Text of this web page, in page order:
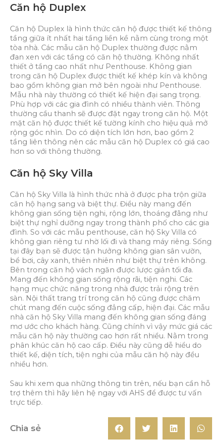
Căn hộ Duplex
Căn hộ Duplex là hình thức căn hộ được thiết kế thông
tầng giữa ít nhất hai tầng liền kề nằm cùng trong một
tòa nhà. Các mẫu căn hộ Duplex thường được nằm
đan xen với các tầng có căn hộ thường. Không nhất
thiết ở tầng cao nhất như Penthouse. Không gian
trong căn hộ Duplex được thiết kế khép kín và không
bao gồm không gian mở bên ngoài như Penthouse.
Mẫu nhà này thường có thiết kế hiện đại sang trọng.
Phù hợp với các gia đình có nhiều thành viên. Thông
thường cầu thanh sẽ được đặt ngay trong căn hộ. Một
mặt căn hộ được thiết kế tường kính cho hiệu quả mở
rộng góc nhìn. Do có diện tích lớn hơn, bao gồm 2
tầng liên thông nên các mẫu căn hộ Duplex có giá cao
hơn so với thông thường.
Căn hộ Sky Villa
Căn hộ Sky Villa là hình thức nhà ở được pha trộn giữa
căn hộ hạng sang và biệt thự. Điều này mang đến
không gian sống tiện nghi, rộng lớn, thoáng đãng như
biệt thự nghỉ dưỡng ngay trong thành phố cho các gia
đình. So với các mẫu penthouse, căn hộ Sky Villa có
không gian riêng tư nhờ lối đi và thang máy riêng. Sống
tại đây bạn sẽ được tận hưởng không gian sân vườn,
bể bơi, cây xanh, thiên nhiên như biệt thự trên không.
Bên trong căn hộ vách ngăn được lược giản tối đa.
Mang đến không gian sống rộng rãi, tiện nghi. Các
hạng mục chức năng trong nhà được trải rộng trên
sàn. Nội thất trang trí trong căn hộ cũng được chăm
chút mang đến cuộc sống đẳng cấp, hiện đại. Các mẫu
nhà căn hộ Sky Villa mang đến không gian sống đáng
mơ ước cho khách hàng. Cũng chính vì vậy mức giá các
mẫu căn hộ này thường cao hơn rất nhiều. Nằm trong
phân khúc căn hộ cao cấp. Điều này cũng dễ hiểu do
thiết kế, diện tích, tiện nghi của mẫu căn hộ này đều
nhiều hơn.
Sau khi xem qua những thông tin trên, nếu bạn cần hỗ
trợ thêm thì hãy liên hệ ngay với AHS để được tư vấn
trực tiếp.
Chia sẻ